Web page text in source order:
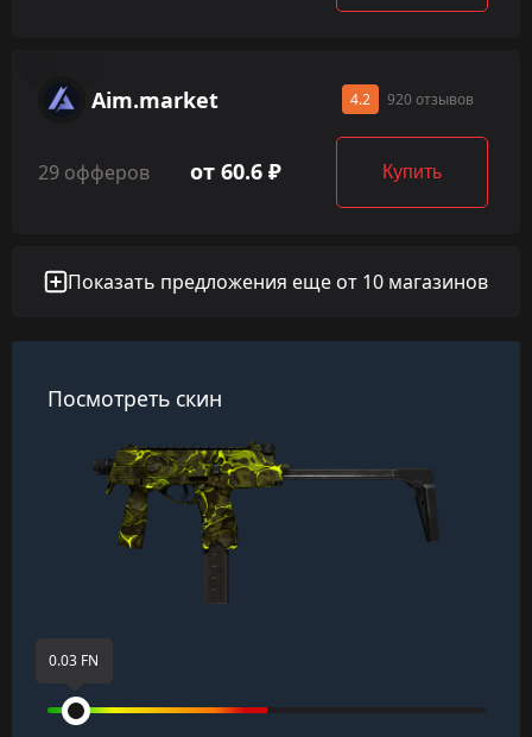
Aim.market 4.2 920 отзывов
29 офферов от 60.6 ₽ Купить
Показать предложения еще от 10 магазинов
Посмотреть скин
0.03 FN